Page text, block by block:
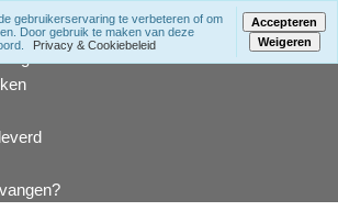
gebruikerservaring te verbeteren of om
Door gebruik te maken van deze
Privacy & Cookiebeleid
Accepteren
Weigeren